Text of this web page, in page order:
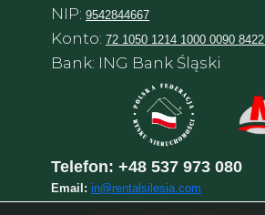
NIP: 9542844667
Konto: 72 1050 1214 1000 0090
Bank: ING Bank Śląski
Telefon: +48 537 973 080
Email: in@rentalsilesia.com